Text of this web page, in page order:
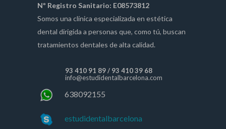
Nº Registro Sanitario: E08573812
Somos una clínica especializada en estética
dental dirigida a personas que, como tú, buscan
tratamientos dentales de alta calidad.
93 410 91 89/ 93 410 39 68
info@estudidentalbarcelona.com
638092155
estudidentalbarcelona